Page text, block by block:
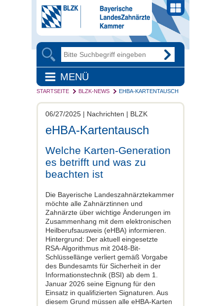
MENÜ
STARTSEITE BLZK-NEWS EHBA-KARTENTAUSCH
06/27/2025 | Nachrichten | BLZK
eHBA-Kartentausch
Welche Karten-Generation
es betrifft und was zu
beachten ist
Die Bayerische Landeszahnärztekammer
möchte alle Zahnärztinnen und
Zahnärzte über wichtige Änderungen im
Zusammenhang mit dem elektronischen
Heilberufsausweis (eHBA) informieren.
Hintergrund: Der aktuell eingesetzte
RSA-Algorithmus mit 2048-Bit-
Schlüssellänge verliert gemäß Vorgabe
des Bundesamts für Sicherheit in der
Informationstechnik (BSI) ab dem 1.
Januar 2026 seine Eignung für den
Einsatz in qualifizierten Signaturen. Aus
diesem Grund müssen alle eHBA-Karten